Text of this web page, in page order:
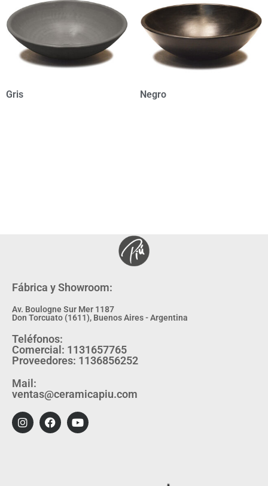
Gris Negro
Fábrica y Showroom:
Av. Boulogne Sur Mer 1187
Don Torcuato (1611), Buenos Aires - Argentina
Teléfonos:
Comercial: 1131657765
Proveedores: 1136856252
Mail:
ventas@ceramicapiu.com